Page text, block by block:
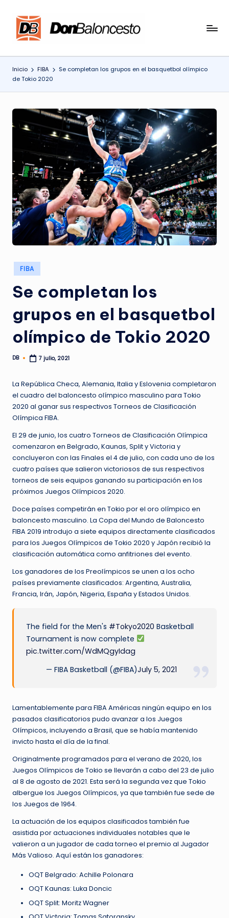
Saltar
Inicio FIBA
Se completan los grupos en el basquetbol olímpico
de Tokio 2020
Publicado
en
FIBA
Se completan los
grupos en el basquetbol
olímpico de Tokio 2020
Publicado
DB 7 julio, 2021
La República Checa, Alemania, Italia y Eslovenia completaron
el cuadro del baloncesto olímpico masculino para Tokio
2020 al ganar sus respectivos Torneos de Clasificación
Olímpica FIBA.
El 29 de junio, los cuatro Torneos de Clasificación Olímpica
comenzaron en Belgrado, Kaunas, Split y Victoria y
concluyeron con las Finales el 4 de julio, con cada uno de los
cuatro países que salieron victoriosos de sus respectivos
torneos de seis equipos ganando su participación en los
próximos Juegos Olímpicos 2020.
Doce países competirán en Tokio por el oro olímpico en
baloncesto masculino. La Copa del Mundo de Baloncesto
FIBA ​​2019 introdujo a siete equipos directamente clasificados
para los Juegos Olímpicos de Tokio 2020 y Japón recibió la
clasificación automática como anfitriones del evento.
Los ganadores de los Preolímpicos se unen a los ocho
países previamente clasificados: Argentina, Australia,
Francia, Irán, Japón, Nigeria, España y Estados Unidos.
The field for the Men's #Tokyo2020 Basketball
Tournament is now complete
pic.twitter.com/WdMQgyIdag
— FIBA Basketball (@FIBA)July 5, 2021
Lamentablemente para FIBA Américas ningún equipo en los
pasados clasificatorios pudo avanzar a los Juegos
Olímpicos, incluyendo a Brasil, que se había mantenido
invicto hasta el día de la final.
Originalmente programados para el verano de 2020, los
Juegos Olímpicos de Tokio se llevarán a cabo del 23 de julio
al 8 de agosto de 2021. Esta será la segunda vez que Tokio
albergue los Juegos Olímpicos, ya que también fue sede de
los Juegos de 1964.
La actuación de los equipos clasificados también fue
asistida por actuaciones individuales notables que le
valieron a un jugador de cada torneo el premio al Jugador
Más Valioso. Aquí están los ganadores:
OQT Belgrado: Achille Polonara
OQT Kaunas: Luka Doncic
OQT Split: Moritz Wagner